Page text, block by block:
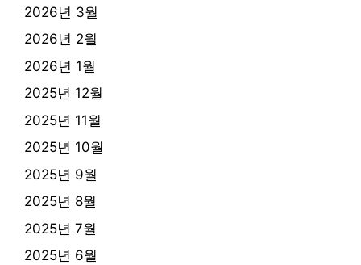
2026년 3월
2026년 2월
2026년 1월
2025년 12월
2025년 11월
2025년 10월
2025년 9월
2025년 8월
2025년 7월
2025년 6월